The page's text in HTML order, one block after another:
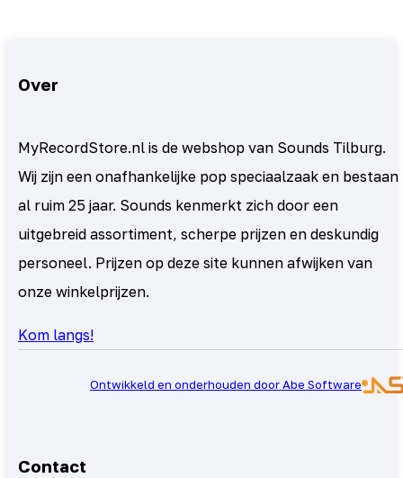
Over
MyRecordStore.nl is de webshop van Sounds Tilburg.
Wij zijn een onafhankelijke pop speciaalzaak en bestaan
al ruim 25 jaar. Sounds kenmerkt zich door een
uitgebreid assortiment, scherpe prijzen en deskundig
personeel. Prijzen op deze site kunnen afwijken van
onze winkelprijzen.
Kom langs!
Ontwikkeld en onderhouden door Abe Software
Contact